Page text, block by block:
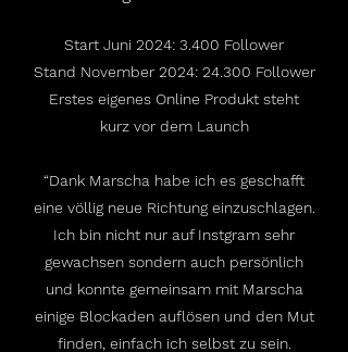
Start Juni 2024: 3.400 Follower
Stand November 2024: 24.300 Follower
Erstes eigenes Online Produkt steht
kurz vor dem Launch
“Dank Marscha habe ich es geschafft
eine völlig neue Richtung einzuschlagen.
Ich bin nicht nur auf Instgram sehr
gewachsen sondern auch persönlich
und konnte gemeinsam mit Marscha
einige Blockaden auflösen und den Mut
finden, einfach ich selbst zu sein.